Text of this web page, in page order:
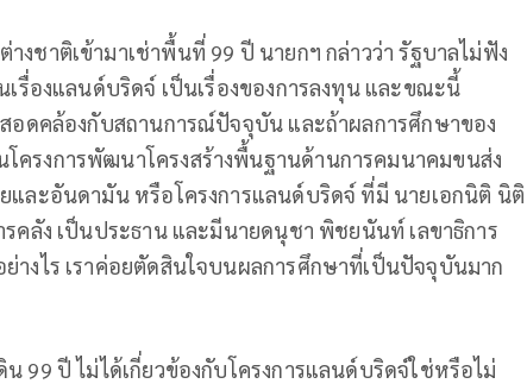
งชาติเข้ามาเช่าพื้นที่ 99 ปี นายกฯ กล่าวว่า รัฐบาลไม่ฟัง
เรื่องแลนด์บริดจ์ เป็นเรื่องของการลงทุน และขณะนี้
สอดคล้องกับสถานการณ์ปัจจุบัน และถ้าผลการศึกษาของ
ครงการพัฒนาโครงสร้างพื้นฐานด้านการคมนาคมขนส่ง
และอันดามัน หรือโครงการแลนด์บริดจ์ ที่มี นายเอกนิติ นิติ
คลัง เป็นประธาน และมีนายดนุชา พิชยนันท์ เลขาธิการ
างไร เราค่อยตัดสินใจบนผลการศึกษาที่เป็นปัจจุบันมาก
99 ปี ไม่ได้เกี่ยวข้องกับโครงการแลนด์บริดจ์ใช่หรือไม่